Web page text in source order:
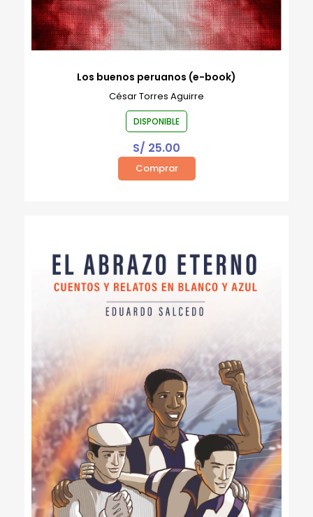
Los buenos peruanos (e-book)
César Torres Aguirre
DISPONIBLE
S/ 25.00
Comprar